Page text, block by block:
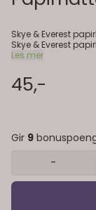
Skye & Everest
Skye & Everest
FSC-merket papir
skogbruk i verden.
Les mer
45,-
Gir 9
-